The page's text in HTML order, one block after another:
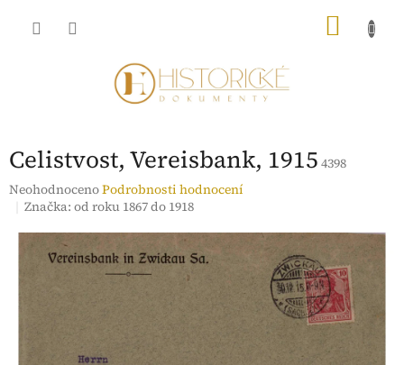
Celistvost, Vereisbank, 1915 4398
Průměrné
hodnocení
hvězdiček.
NeohodnocenoPodrobnosti hodnocení
Značka:od roku 1867 do 1918